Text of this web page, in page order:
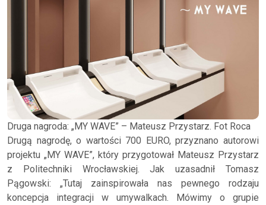
Druga nagroda: „MY WAVE” – Mateusz Przystarz. Fot Roca
Drugą nagrodę, o wartości 700 EURO, przyznano autorowi
projektu „MY WAVE”, który przygotował Mateusz Przystarz
z Politechniki Wrocławskiej. Jak uzasadnił Tomasz
Pągowski: „Tutaj zainspirowała nas pewnego rodzaju
koncepcja integracji w umywalkach. Mówimy o grupie